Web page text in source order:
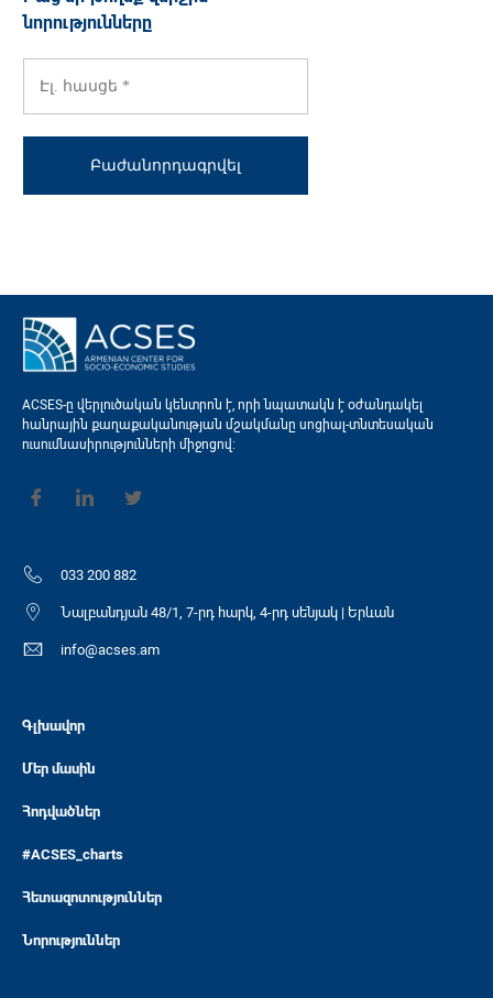
նորությունները
ACSES-ը վերլուծական կենտրոն է, որի նպատակն է օժանդակել
հանրային քաղաքականության մշակմանը սոցիալ-տնտեսական
ուսումնասիրությունների միջոցով։
033 200 882
Նալբանդյան 48/1, 7-րդ հարկ, 4-րդ սենյակ | Երևան
info@acses.am
Գլխավոր
Մեր մասին
Հոդվածներ
#ACSES_charts
Հետազոտություններ
Նորություններ